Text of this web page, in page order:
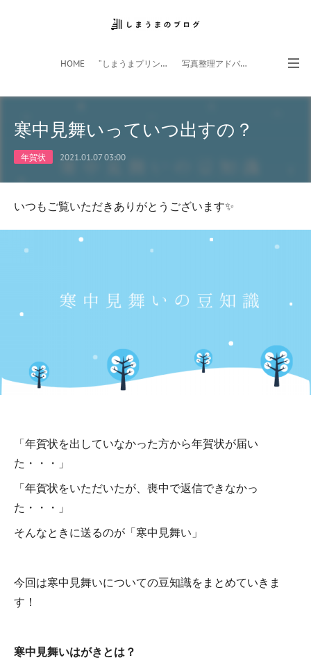
HOME ”しまうまプリント”サイト 写真整理アドバイザー
フォトライフ応援団 スマホアプリ
寒中見舞いっていつ出すの？
年賀状 2021.01.07 03:00
いつもご覧いただきありがとうございます✨
「年賀状を出していなかった方から年賀状が届い
た・・・」
「年賀状をいただいたが、喪中で返信できなかっ
た・・・」
そんなときに送るのが「寒中見舞い」
今回は寒中見舞いについての豆知識をまとめていきま
す！
寒中見舞いはがきとは？